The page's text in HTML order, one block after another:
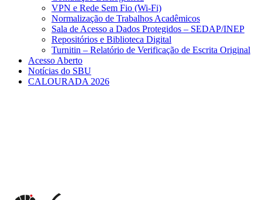
VPN e Rede Sem Fio (Wi-Fi)
Normalização de Trabalhos Acadêmicos
Sala de Acesso a Dados Protegidos – SEDAP/INEP
Repositórios e Biblioteca Digital
Turnitin – Relatório de Verificação de Escrita Original
Acesso Aberto
Notícias do SBU
CALOURADA 2026